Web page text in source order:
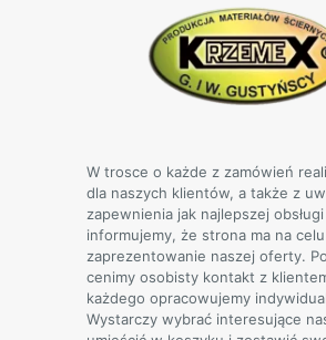
można
wybrać
na
stronie
produktu
W trosce o każde z zamówień
dla naszych klientów, a także z
zapewnienia jak najlepszej
informujemy, że strona ma na
zaprezentowanie naszej oferty.
cenimy osobisty kontakt z
każdego opracowujemy
Wystarczy wybrać interesujące